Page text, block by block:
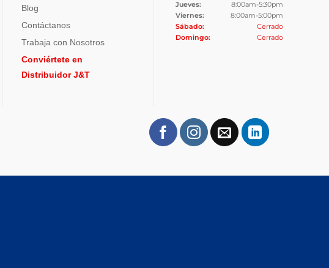
Blog
Contáctanos
Trabaja con Nosotros
Conviértete en
Distribuidor J&T
Jueves:
8:00am-5:30pm
Viernes:
8:00am-5:00pm
Sábado:
Cerrado
Domingo:
Cerrado